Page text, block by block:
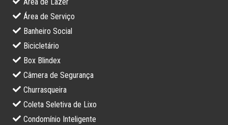
Área de Serviço
Banheiro Social
Bicicletário
Box Blindex
Câmera de Segurança
Churrasqueira
Coleta Seletiva de Lixo
Condomínio Inteligente